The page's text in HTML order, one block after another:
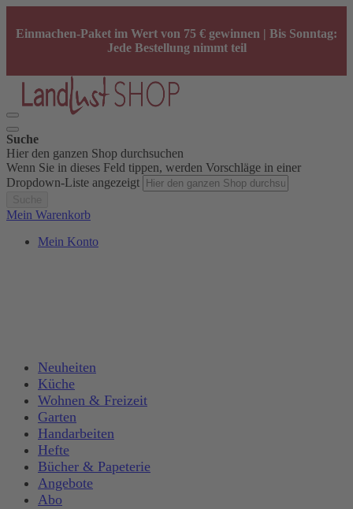
Einmachen-Paket im Wert von 75 € gewinnen | Bis Sonntag:
Jede Bestellung nimmt teil
Suche
Hier den ganzen Shop durchsuchen
Wenn Sie in dieses Feld tippen, werden Vorschläge in einer
Dropdown-Liste angezeigt
Mein Warenkorb
Mein Konto
Neuheiten
Küche
Wohnen & Freizeit
Garten
Handarbeiten
Hefte
Bücher & Papeterie
Angebote
Abo